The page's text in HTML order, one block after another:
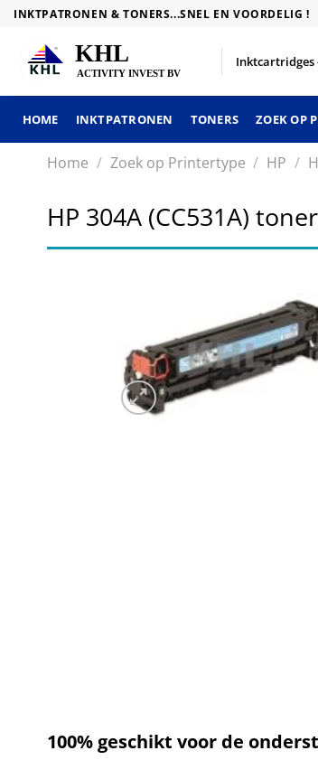
Skip
content
INKTPATRONEN & TONERS...SNEL EN VOORDELIG !
Inktcartridges
HOME INKTPATRONEN TONERS ZOEK OP
Home / Zoek op Printertype / HP /
HP 304A (CC531A)
100% geschikt voor de